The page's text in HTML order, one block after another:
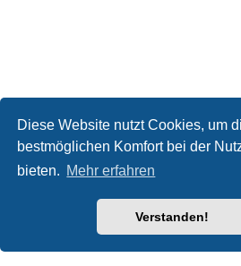
Diese Website nutzt Cookies, um
bestmöglichen Komfort bei der
bieten. Mehr erfahren
Verstanden!